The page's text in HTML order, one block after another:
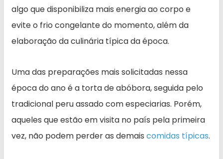
algo que disponibiliza mais energia ao corpo e
evite o frio congelante do momento, além da
elaboração da culinária típica da época.
Uma das preparações mais solicitadas nessa
época do ano é a torta de abóbora, seguida pelo
tradicional peru assado com especiarias. Porém,
aqueles que estão em visita no país pela primeira
vez, não podem perder as demais comidas típicas.